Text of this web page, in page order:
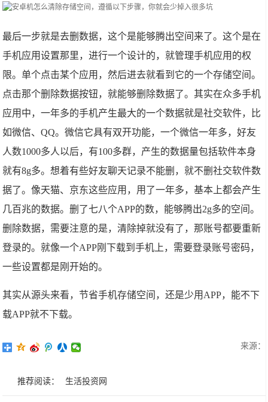
最后一步就是去删数据，这个是能够腾出空间来了。这个是在
手机应用设置那里，进行一个设计的，就管理手机应用的权
限。单个点击某个应用，然后进去就看到它的一个存储空间。
点击那个删除数据按钮，就能够删除数据了。其实在众多手机
应用中，一年多的手机产生最大的一个数据就是社交软件，比
如微信、QQ。微信它具有双开功能，一个微信一年多，好友
人数1000多人以后，有100多群，产生的数据量包括软件本身
就有8g多。想着有些好友聊天记录不能删，就不删社交软件数
据了。像天猫、京东这些应用，用了一年多，基本上都会产生
几百兆的数据。删了七八个APP的数，能够腾出2g多的空间。
删除数据，需要注意的是，清除掉就没有了，那账号都要重新
登录的。就像一个APP刚下载到手机上，需要登录账号密码，
一些设置都是刚开始的。
其实从源头来看，节省手机存储空间，还是少用APP，能不下
载APP就不下载。
来源：
推荐阅读： 生活投资网